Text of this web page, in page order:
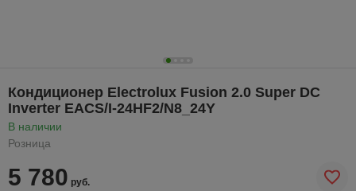
Кондиционер Electrolux Fusion 2.0 Super DC
Inverter EACS/I-24HF2/N8_24Y
В наличии
Розница
5 780 руб.